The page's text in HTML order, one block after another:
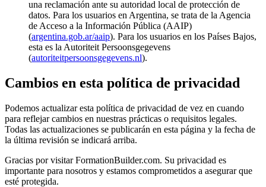
una reclamación ante su autoridad local de protección de
datos. Para los usuarios en Argentina, se trata de la Agencia
de Acceso a la Información Pública (AAIP)
(argentina.gob.ar/aaip). Para los usuarios en los Países Bajos,
esta es la Autoriteit Persoonsgegevens
(autoriteitpersoonsgegevens.nl).
Cambios en esta política de privacidad
Podemos actualizar esta política de privacidad de vez en cuando
para reflejar cambios en nuestras prácticas o requisitos legales.
Todas las actualizaciones se publicarán en esta página y la fecha de
la última revisión se indicará arriba.
Gracias por visitar FormationBuilder.com. Su privacidad es
importante para nosotros y estamos comprometidos a asegurar que
esté protegida.